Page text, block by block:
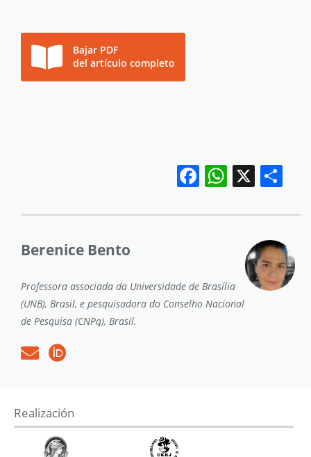
Bajar PDF
del artículo completo
Facebook
X
Berenice Bento
Professora associada da Universidade de Brasília
(UNB), Brasil, e pesquisadora do Conselho Nacional
de Pesquisa (CNPq), Brasil.
Realización